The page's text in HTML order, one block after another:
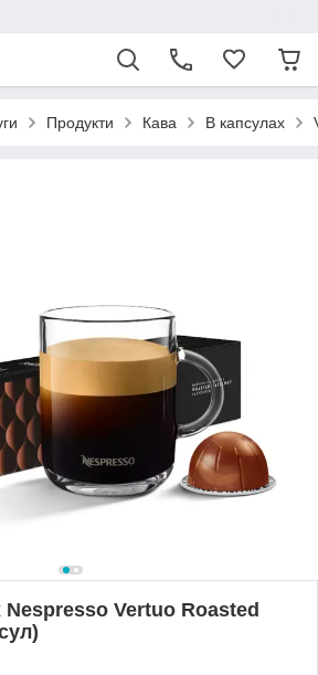
Продукти Кава В капсулах
Nespresso Vertuo Roasted